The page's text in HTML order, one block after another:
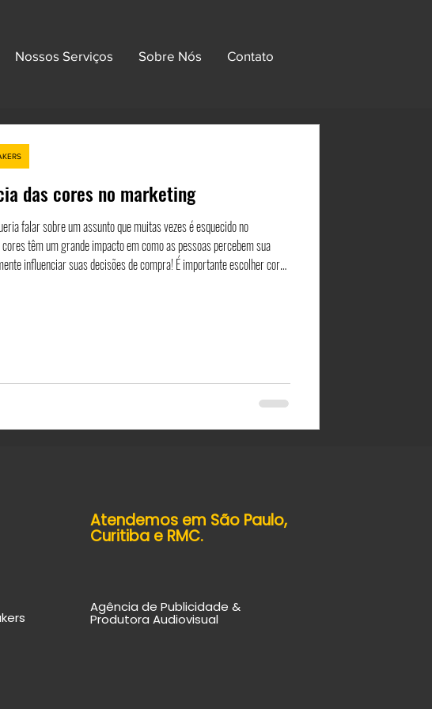
Nossos Serviços Sobre Nós Contato
das cores no marketing
suas decisões de compra! É importante escolher cores
Atendemos em São Paulo,
Curitiba e RMC.
Agência de Publicidade &
Produtora Audiovisual